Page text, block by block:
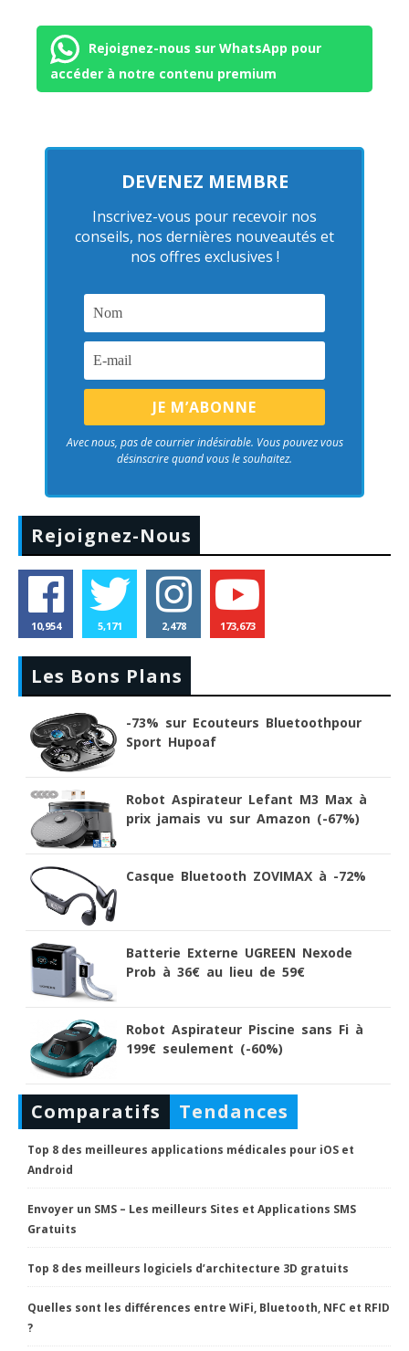
Rejoignez-nous sur WhatsApp pour
accéder à notre contenu premium
DEVENEZ MEMBRE
Inscrivez-vous pour recevoir nos
conseils, nos dernières nouveautés et
nos offres exclusives !
Avec nous, pas de courrier indésirable. Vous pouvez vous
désinscrire quand vous le souhaitez.
Rejoignez-Nous
10,954 5,171 2,478 173,673
Les Bons Plans
-73% sur Ecouteurs Bluetoothpour
Sport Hupoaf
Robot Aspirateur Lefant M3 Max à
prix jamais vu sur Amazon (-67%)
Casque Bluetooth ZOVIMAX à -72%
Batterie Externe UGREEN Nexode
Prob à 36€ au lieu de 59€
Robot Aspirateur Piscine sans Fi à
199€ seulement (-60%)
Comparatifs Tendances
Top 8 des meilleures applications médicales pour iOS et
Android
Envoyer un SMS – Les meilleurs Sites et Applications SMS
Gratuits
Top 8 des meilleurs logiciels d’architecture 3D gratuits
Quelles sont les différences entre WiFi, Bluetooth, NFC et RFID
?